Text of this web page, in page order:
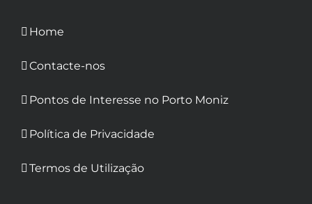
Home
Contacte-nos
Pontos de Interesse no Porto Moniz
Política de Privacidade
Termos de Utilização